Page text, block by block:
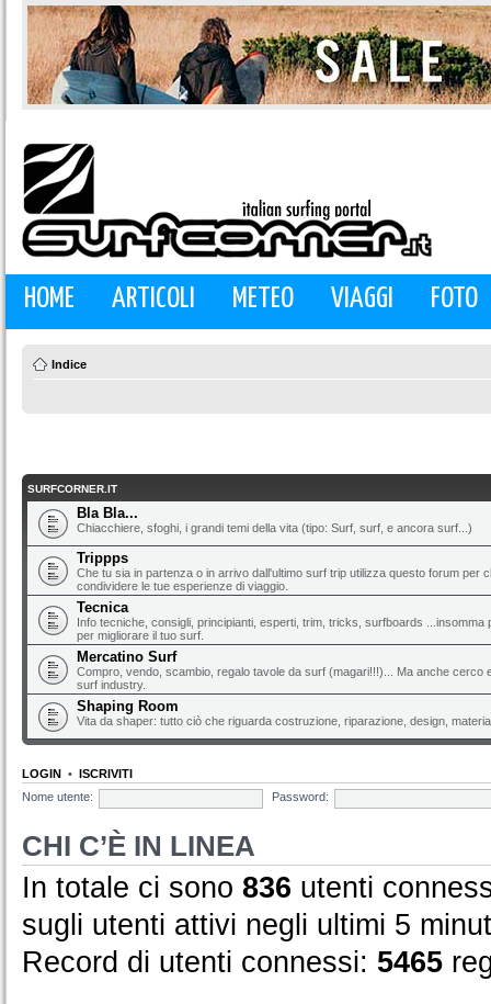
HOME ARTICOLI METEO VIAGGI FOTO
Indice
SURFCORNER.IT
Bla Bla...
Chiacchiere, sfoghi, i grandi temi della vita (tipo: Surf, surf, e ancora surf...)
Trippps
Che tu sia in partenza o in arrivo dall'ultimo surf trip utilizza questo forum per
condividere le tue esperienze di viaggio.
Tecnica
Info tecniche, consigli, principianti, esperti, trim, tricks, surfboards ...insomma
per migliorare il tuo surf.
Mercatino Surf
Compro, vendo, scambio, regalo tavole da surf (magari!!!)... Ma anche cerco
surf industry.
Shaping Room
Vita da shaper: tutto ciò che riguarda costruzione, riparazione, design,
LOGIN • ISCRIVITI
Nome utente:
Password:
CHI C’È IN LINEA
In totale ci sono 836 utenti
sugli utenti attivi negli ultimi 5
Record di utenti connessi: 5465